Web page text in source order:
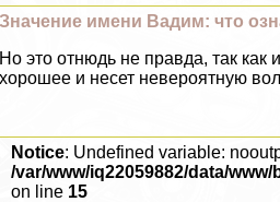
Значение имени Вадим: что
Но это отнюдь не правда, так как
хорошее и несет невероятную
Notice: Undefined variable:
/var/www/iq22059882/data/
on line 15